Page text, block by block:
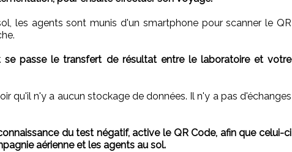
les agents sont munis d'un smartphone pour scanner le QR
se passe le transfert de résultat entre le laboratoire et votre
qu'il n'y a aucun stockage de données. Il n'y a pas d'échanges
du test négatif, active le QR Code, afin que celui-ci
aérienne et les agents au sol.